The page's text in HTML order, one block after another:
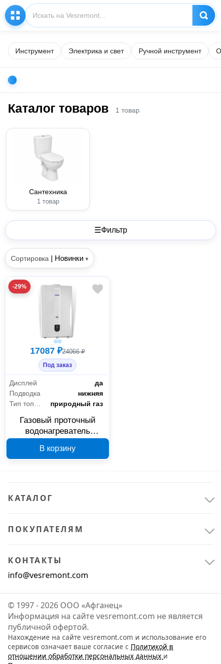
Инструмент Электрика и свет Ручной инструмент
Каталог товаров 1 товар
Сантехника
1 товар
☰Фильтр
Сортировка | Новинки ▾
-29%
17087 ₽24066 ₽
Под заказ
Дисплей
да
Подводка
нижняя
природный газ
Газовый проточный
водонагреватель
В корзину
КАТАЛОГ
ПОКУПАТЕЛЯМ
КОНТАКТЫ
info@vesremont.com
© 1997 - 2026 ООО «Афганец»
Информация на сайте vesremont.com не является
публичной офертой.
Нахождение на сайте vesremont.com и использование его
сервисов означает ваше согласие с Политикой в
отношении обработки персональных данных и